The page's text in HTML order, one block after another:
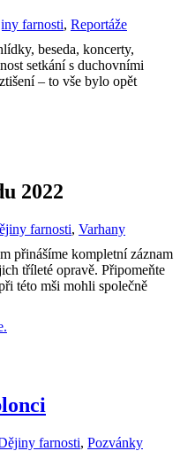
farnosti, Reportáže
beseda, koncerty,
setkání s duchovními
– to vše bylo opět
2022
farnosti, Varhany
přinášíme kompletní záznam
tříleté opravě. Připomeňte
této mši mohli společně
farnosti, Pozvánky